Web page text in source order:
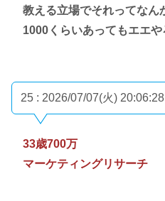
教える立場でそれってなん
1000くらいあってもエエや
25 : 2026/07/07(火)
33歳700万
マーケティングリサーチ